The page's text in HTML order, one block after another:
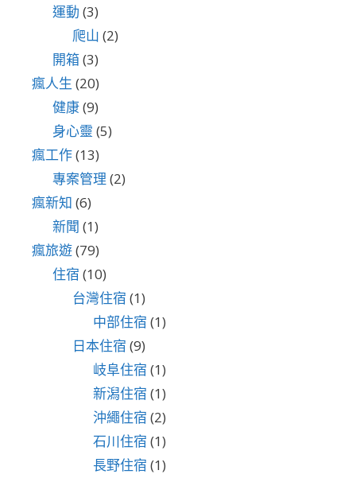
運動 (3)
爬山 (2)
開箱(3)
瘋人生 (20)
健康(9)
身心靈 (5)
瘋工作(13)
專案管理 (2)
瘋新知 (6)
新聞 (1)
瘋旅遊(79)
住宿 (10)
台灣住宿 (1)
中部住宿 (1)
日本住宿 (9)
岐阜住宿 (1)
新潟住宿 (1)
沖繩住宿 (2)
石川住宿 (1)
長野住宿 (1)